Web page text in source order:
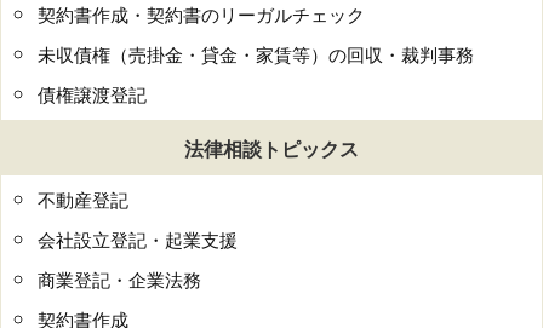
契約書作成・契約書のリーガルチェック
未収債権（売掛金・貸金・家賃等）の回収・裁判事務
債権譲渡登記
法律相談トピックス
不動産登記
会社設立登記・起業支援
商業登記・企業法務
契約書作成